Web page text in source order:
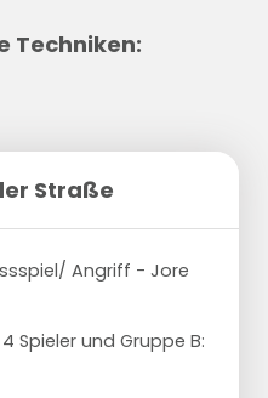
Techniken:
Straße
Angriff - Jore
Spieler und Gruppe B: